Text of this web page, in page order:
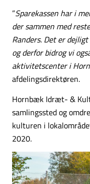
”Sparekassen har i
der sammen med
Randers. Det er
og derfor bidrog vi
aktivitetscenter i
afdelingsdirektøren.
Hornbæk Idræt- &
samlingssted og
kulturen i
2020.